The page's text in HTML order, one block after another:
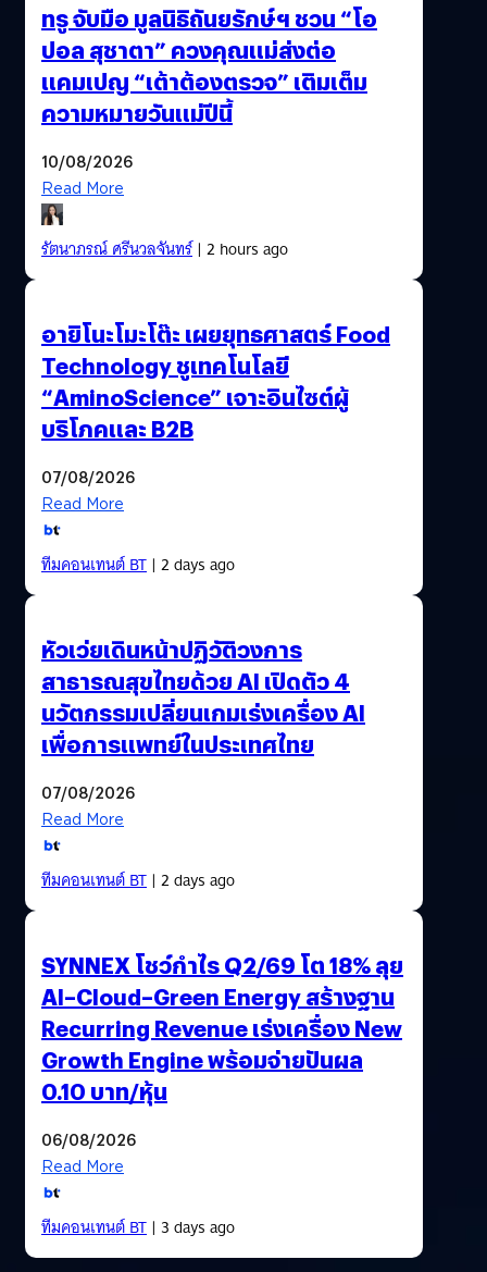
ทรู จับมือ มูลนิธิถันยรักษ์ฯ ชวน “โอ
ปอล สุชาตา” ควงคุณแม่ส่งต่อ
แคมเปญ “เต้าต้องตรวจ” เติมเต็ม
ความหมายวันแม่ปีนี้
10/08/2026
Read More
รัตนาภรณ์ ศรีนวลจันทร์| 2 hours ago
อายิโนะโมะโต๊ะ เผยยุทธศาสตร์ Food
Technology ชูเทคโนโลยี
“AminoScience” เจาะอินไซต์ผู้
บริโภคและ B2B
07/08/2026
Read More
ทีมคอนเทนต์ BT| 2 days ago
หัวเว่ยเดินหน้าปฏิวัติวงการ
สาธารณสุขไทยด้วย AI เปิดตัว 4
นวัตกรรมเปลี่ยนเกมเร่งเครื่อง AI
เพื่อการแพทย์ในประเทศไทย
07/08/2026
Read More
ทีมคอนเทนต์ BT| 2 days ago
SYNNEX โชว์กำไร Q2/69 โต 18% ลุย
AI–Cloud–Green Energy สร้างฐาน
Recurring Revenue เร่งเครื่อง New
Growth Engine พร้อมจ่ายปันผล
0.10 บาท/หุ้น
06/08/2026
Read More
ทีมคอนเทนต์ BT| 3 days ago